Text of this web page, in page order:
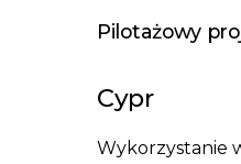
Pilotażowy
Cypr
Wykorzystanie